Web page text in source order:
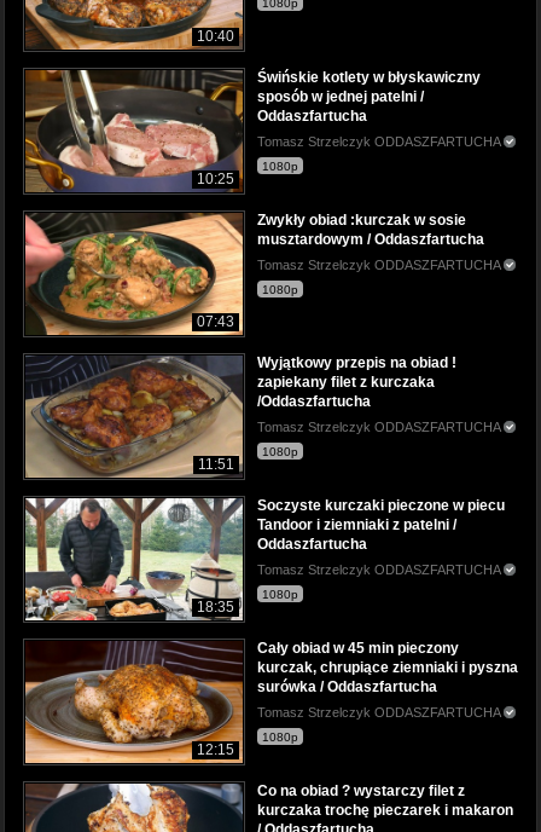
10:40
1080p
10:25
Świńskie kotlety w błyskawiczny
sposób w jednej patelni /
Oddaszfartucha
Tomasz Strzelczyk ODDASZFARTUCHA
1080p
07:43
Zwykły obiad :kurczak w sosie
musztardowym / Oddaszfartucha
Tomasz Strzelczyk ODDASZFARTUCHA
1080p
11:51
Wyjątkowy przepis na obiad !
zapiekany filet z kurczaka
/Oddaszfartucha
Tomasz Strzelczyk ODDASZFARTUCHA
1080p
18:35
Soczyste kurczaki pieczone w piecu
Tandoor i ziemniaki z patelni /
Oddaszfartucha
Tomasz Strzelczyk ODDASZFARTUCHA
1080p
12:15
Cały obiad w 45 min pieczony
kurczak, chrupiące ziemniaki i pyszna
surówka / Oddaszfartucha
Tomasz Strzelczyk ODDASZFARTUCHA
1080p
Co na obiad ? wystarczy filet z
kurczaka trochę pieczarek i makaron